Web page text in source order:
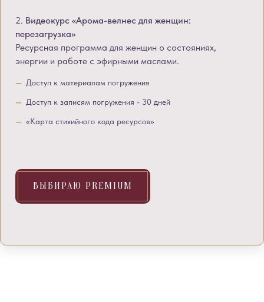
2. Видеокурс «Арома-велнес для женщин:
перезагрузка»
Ресурсная программа для женщин о состояниях,
энергии и работе с эфирными маслами.
Доступ к материалам погружения
Доступ к записям погружения - 30 дней
«Карта стихийного кода ресурсов»
ВЫБИРАЮ PREMIUM